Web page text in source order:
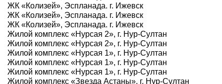
ЖК «Колизей», Эспланада. г. Ижевск
ЖК «Колизей», Эспланада. г. Ижевск
ЖК «Колизей», Эспланада. г. Ижевск
Жилой комплекс «Нурсая 2», г. Нур-Султан
Жилой комплекс «Нурсая 2», г. Нур-Султан
Жилой комплекс «Нурсая 1», г. Нур-Султан
Жилой комплекс «Нурсая 1», г. Нур-Султан
Жилой комплекс «Нурсая 1», г. Нур-Султан
Жилой комплекс «Звезда Астаны», г. Нур-Султан